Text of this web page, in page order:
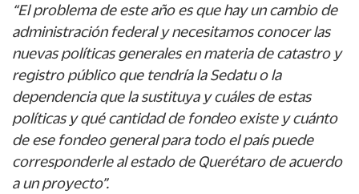
“El problema de este año es que hay un cambio de
administración federal y necesitamos conocer las
nuevas políticas generales en materia de catastro y
registro público que tendría la Sedatu o la
dependencia que la sustituya y cuáles de estas
políticas y qué cantidad de fondeo existe y cuánto
de ese fondeo general para todo el país puede
corresponderle al estado de Querétaro de acuerdo
a un proyecto”.